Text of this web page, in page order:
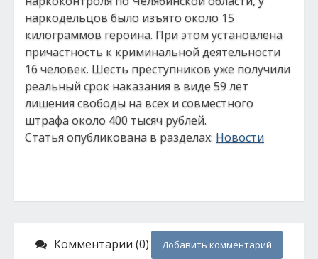
наркодельцов было изъято около 15
килограммов героина. При этом установлена
причастность к криминальной деятельности
16 человек. Шесть преступников уже получили
реальный срок наказания в виде 59 лет
лишения свободы на всех и совместного
штрафа около 400 тысяч рублей.
Статья опубликована в разделах: Новости
Комментарии (0) Добавить комментарий